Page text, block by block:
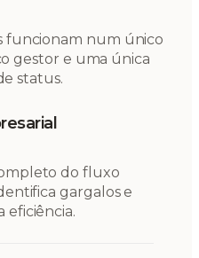
funcionam num único
gestor e uma única
status.
do fluxo
gargalos e
eficiência.